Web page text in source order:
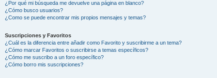
¿Por qué mi búsqueda me devuelve una página en blanco?
¿Cómo busco usuarios?
¿Como se puede encontrar mis propios mensajes y temas?
Suscripciones y Favoritos
¿Cuál es la diferencia entre añadir como Favorito y suscribirme a un tema?
¿Cómo marcar Favoritos o suscribirse a temas específicos?
¿Cómo me suscribo a un foro específico?
¿Cómo borro mis suscripciones?